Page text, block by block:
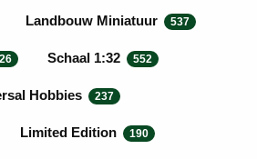
Landbouw Miniatuur 537
Schaal 1:32 552
Hobbies 237
Limited Edition 190